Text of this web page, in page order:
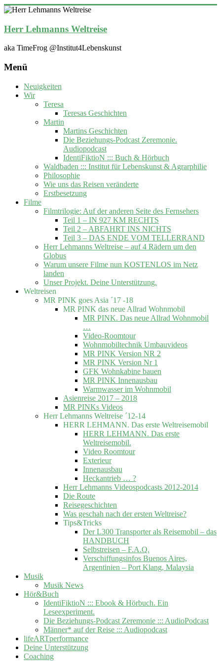
Zum
springen
Herr Lehmanns Weltreise
aka TimeFrog @Institut4Lebenskunst
Menü
Neuigkeiten
Wir
Teresa
Teresas Geschichten
Martin
Martins Geschichten
Die Beziehungs-Podcast Zeremonie.
Audiopodcast
IdentiFiktioN ::: Buch & Hörbuch
Waldbaden ::: Institut für Lebenskunst & Agrarphilie
Philosophie
Wie uns das Reisen veränderte
Erstbesetzung
Filme
Filmtrilogie: Auf der anderen Seite des Fernsehers
Teil 1 – IN 927 KM RECHTS
Teil 2 – ABFAHRT INS NICHTS
Teil 3 – DAS ENDE VOM TELLERRAND
Herr Lehmanns Weltreise – auf 4 Rädern um den
Globus
Warum unsere Filme nun KOSTENLOS im Netz
landen
Unser Projekt. Deine Unterstützung.
Weltreisen
MR PINK goes Asia ´17 -18
MR PINK das neue Allrad Wohnmobil
MR PINK. Das neue Allrad Wohnmobil
…
Video-Roomtour
Wohnmobiltechnik Umbauvideos
MR PINK Version NR 2
MR PINK Version Nr 1
GFK Wohnkabine bauen
MR PINK Innenausbau
Warmwasser im Wohnmobil
Asienreise 2017 – 2018
MR PINKs Videos
Herr Lehmanns Weltreise ´12-14
HERR LEHMANN. Das erste Weltreisemobil
HERR LEHMANN. Das erste
Weltreisemobil.
Video Roomtour
Exterieur
Innenausbau
Heckantrieb … ?
Herr Lehmanns Videospodcasts 2012-2014
Die Route
Reisegeschichten
Was geschah nach der ersten Weltreise?
Tips&Tricks
Der L300 Transporter als Reisemobil – das
HANDBUCH
Selbstreisen – F.A.Q.
Verschiffungsinfos Buenos Aires,
Argentinien – Port Klang, Malaysia
Musik
Musik News
Hör&Buch
IdentiFiktioN ::: Ebook & Hörbuch. Ein
Leseexperiment.
Die Beziehungs-Podcast Zeremonie ::: AudioPodcast
Männer* auf der Reise ::: Audiopodcast
lifeARTperformance
Deine Unterstützung
Coaching